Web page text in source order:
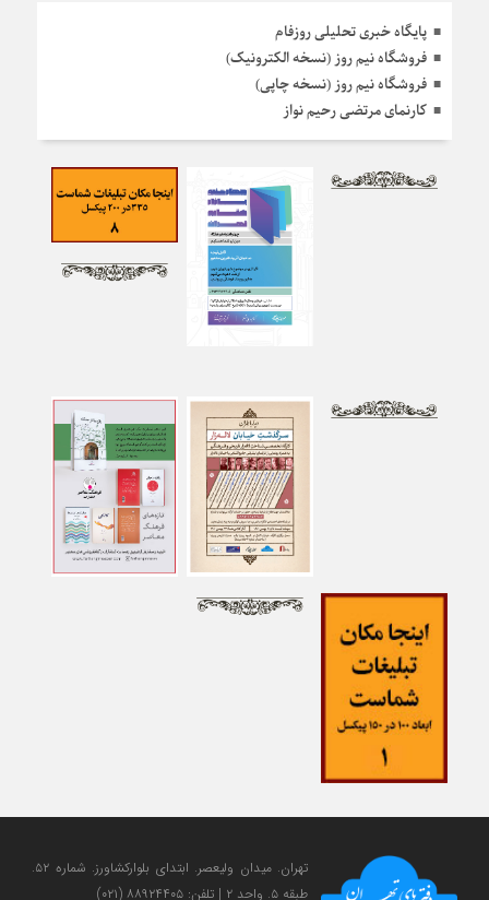
پایگاه خبری تحلیلی روزفام
فروشگاه نیم روز (نسخه الکترونیک)
فروشگاه نیم روز (نسخه چاپی)
کارنمای مرتضی رحیم نواز
تهران. میدان ولی‎عصر. ابتدای بلوارکشاورز. شماره ۵۲.
طبقه ۵. واحد ۲ | تلفن: ۸۸۹۲۴۴۰۵ (۰۲۱)